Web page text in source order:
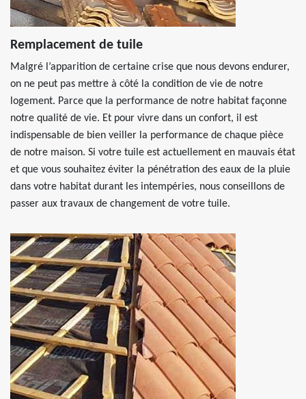
Remplacement de tuile
Malgré l’apparition de certaine crise que nous devons endurer,
on ne peut pas mettre à côté la condition de vie de notre
logement. Parce que la performance de notre habitat façonne
notre qualité de vie. Et pour vivre dans un confort, il est
indispensable de bien veiller la performance de chaque pièce
de notre maison. Si votre tuile est actuellement en mauvais état
et que vous souhaitez éviter la pénétration des eaux de la pluie
dans votre habitat durant les intempéries, nous conseillons de
passer aux travaux de changement de votre tuile.